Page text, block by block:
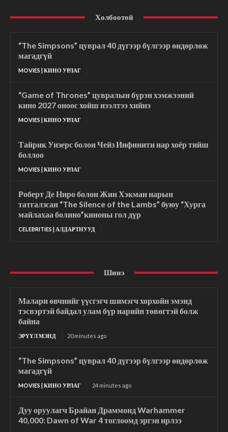
Холбоотой
“The Simpsons” цуврал 40 дүгээр бүлгээр өндөрлөж
магадгүй
MOVIES | КИНО УРЛАГ
“Game of Thrones” цувралын бүрэн хэмжээний
кино 2027 оноос хойш нээлтээ хийнэ
MOVIES | КИНО УРЛАГ
Тайрик Уизерс болон Чейз Инфинити нар хоёр тийш
боллоо
MOVIES | КИНО УРЛАГ
Роберт Де Ниро болон Жин Хэкман нарын
татгалзсан “The Silence of the Lambs” буюу “Хурга
майлахаа болино”киноны гол дүр
CELEBRITIES | АЛДАРТНУУД
Шинэ
Малари өвчнийг үүсгэгч шимэгч хорхойн эмэнд
тэсвэртэй байдал улам бүр нарийн төвөгтэй болж
байна
ЭРҮҮЛ МЭНД 20 minutes ago
“The Simpsons” цуврал 40 дүгээр бүлгээр өндөрлөж
магадгүй
MOVIES | КИНО УРЛАГ 24 minutes ago
Дуу оруулагч Брайан Драммонд Warhammer
40,000: Dawn of War 4 тоглоомд эргэн ирлээ